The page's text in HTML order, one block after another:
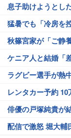
息子助けようとし
猛暑でも「冷房を
秋篠宮家が「ご静
ケニア人と結婚「
ラグビー選手が熱
レンタカー予約
俳優の戸塚純貴が
配信で激怒 堀大輔